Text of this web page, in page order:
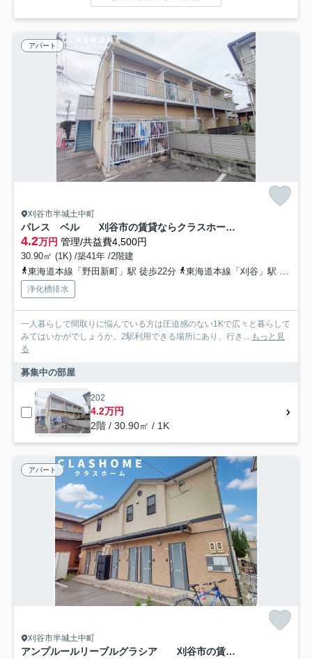
アパート
刈谷市半城土中町
パレス ベル 刈谷市の賃貸ならクラスホーム刈谷店
4.2万円 管理/共益費4,500円
30.90㎡ (1K) /築41年 /2階建
東海道本線「野田新町」駅 徒歩22分
東海道本線「刈谷」駅 徒歩26分
浄化槽排水
一人暮らしで間取りに悩んでいる方は圧迫感のない1Kで広々と暮らして
みてはいかがでしょうか。2駅利用できる場所にあり、行き... もっと見
る
募集中の部屋
202
4.2万円
2階 / 30.90㎡ / 1K
アパート
刈谷市半城土中町
アンプルールリーブルグラシア 刈谷市の賃貸ならクラスホーム刈谷店